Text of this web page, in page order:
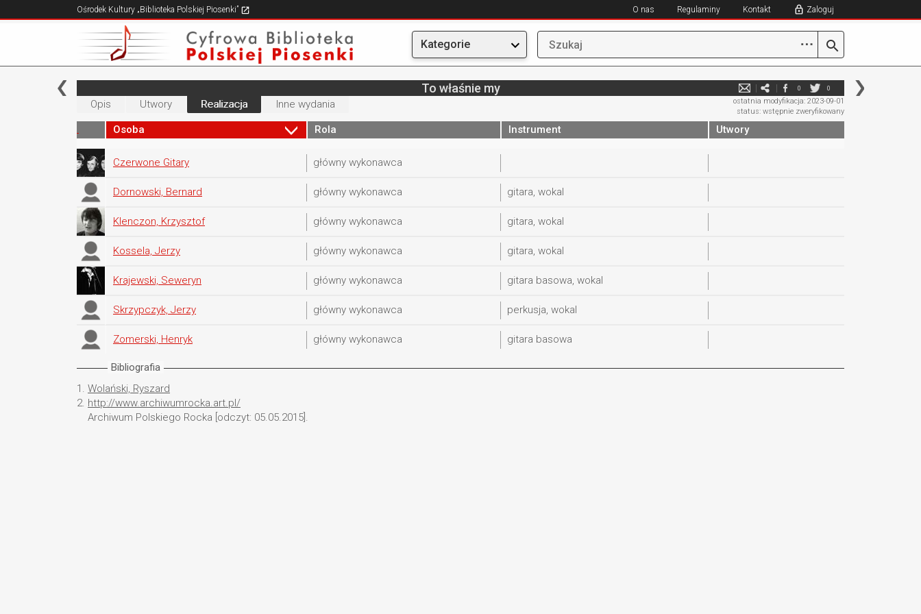
Ośrodek Kultury „Biblioteka Polskiej Piosenki” O nas Regulaminy Kontakt Zaloguj
Kategorie ⋯
To właśnie my 0 0
ostatnia modyfikacja: 2023-09-01
status: wstępnie zweryfikowany
Opis Utwory Realizacja Inne wydania
Osoba Rola Instrument Utwory
Czerwone Gitary główny wykonawca
Dornowski, Bernard główny wykonawca gitara, wokal
Klenczon, Krzysztof główny wykonawca gitara, wokal
Kossela, Jerzy główny wykonawca gitara, wokal
Krajewski, Seweryn główny wykonawca gitara basowa, wokal
Skrzypczyk, Jerzy główny wykonawca perkusja, wokal
Zomerski, Henryk główny wykonawca gitara basowa
Bibliografia
1. Wolański, Ryszard
2. http://www.archiwumrocka.art.pl/
Archiwum Polskiego Rocka [odczyt: 05.05.2015].